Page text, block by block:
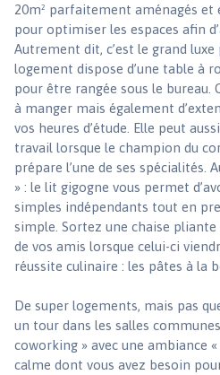
20m² parfaitement aménagés et
pour optimiser les espaces afin
Autrement dit, c’est le grand
logement dispose d’une table à
pour être rangée sous le bureau.
à manger mais également
vos heures d’étude. Elle peut
travail lorsque le champion du
prépare l’une de ses spécialités.
» : le lit gigogne vous permet
simples indépendants tout en
simple. Sortez une chaise
de vos amis lorsque celui-ci
réussite culinaire : les pâtes à la
De super logements, mais pas
un tour dans les salles
coworking » avec une ambiance
calme dont vous avez besoin